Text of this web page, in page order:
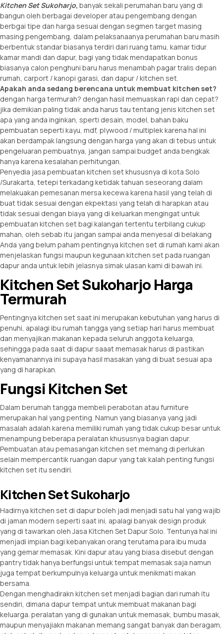
Kitchen Set Sukoharjo, banyak sekali perumahan baru yang di
bangun oleh berbagai developer atau pengembang dengan
berbgai tipe dan harga sesuai dengan segmen target masing
masing pengembang, dalam pelaksanaanya perumahan baru masih
berbentuk standar biasanya terdiri dari ruang tamu, kamar tidur
kamar mandi dan dapur, bagi yang tidak mendapatkan bonus
biasanya calon penghuni baru harus menambah pagar tralis depan
rumah, carport / kanopi garasi, dan dapur / kitchen set.
Apakah anda sedang berencana untuk membuat kitchen set?
dengan harga termurah? dengan hasil memuaskan rapi dan cepat?
jika demikian paling tidak anda harus tau tentang jenis kitchen set
apa yang anda inginkan, sperti desain, model, bahan baku
pembuatan seperti kayu, mdf, plywood / multiplek karena hal ini
akan berdampak langsung dengan harga yang akan di tebus untuk
pengeluaran pembuatnya, jangan sampai budget anda bengkak
hanya karena kesalahan perhitungan.
Penyedia jasa pembuatan kitchen set khususnya di kota Solo
/Surakarta, tetepi terkadang ketidak tahuan seseorang dalam
melakuakan pemesanan mersa kecewa karena hasil yang telah di
buat tidak sesuai dengan ekpektasi yang telah di harapkan atau
tidak sesuai dengan biaya yang di keluarkan mengingat untuk
pembuatan kitchen set bagi kalangan tertentu terbilang cukup
mahan, oleh sebab itu jangan sampai anda menyesal di belakang
Anda yang belum paham pentingnya kitchen set di rumah kami akan
menjelaskan fungsi maupun kegunaan kitchen set pada ruangan
dapur anda untuk lebih jelasnya simak ulasan kami di bawah ini.
Kitchen Set Sukoharjo Harga
Termurah
Pentingnya kitchen set saat ini merupakan kebutuhan yang harus di
penuhi, apalagi ibu rumah tangga yang setiap hari harus membuat
dan menyajikan makanan kepada seluruh anggota keluarga,
sehingga pada saat di dapur saaat memasak harus di pastikan
kenyamanannya ini supaya hasil masakan yang di buat sesuai apa
yang di harapkan.
Fungsi Kitchen Set
Dalam berumah tangga membeli perabotan atau furniture
merupakan hal yang penting. Namun yang biasanya yang jadi
masalah adalah karena memiliki rumah yang tidak cukup besar untuk
menampung beberapa peralatan khususnya bagian dapur.
Pembuatan atau pemasangan kitchen set memang di perlukan
selain mempercantik ruangan dapur yang tak kalah penting fungsi
kitchen set itu sendiri.
Kitchen Set Sukoharjo
Hadirnya kitchen set di dapur boleh jadi menjadi satu hal yang wajib
di jaman modern seperti saat ini, apalagi banyak design produk
yang di tawarkan oleh Jasa Kitchen Set Dapur Solo. Tentunya hal ini
menjadi impian bagi kebanyakan orang terutama para ibu muda
yang gemar memasak. Kini dapur atau yang biasa disebut dengan
pantry tidak hanya berfungsi untuk tempat memasak saja namun
juga tempat berkumpulnya keluarga untuk menikmati makan
bersama.
Dengan menghadirakn kitchen set menjadi bagian dari rumah itu
sendiri, dimana dapur tempat untuk membuat makanan bagi
keluarga. peralatan yang di gunakan untuk memasak, bumbu masak,
maupun menyajiakn makanan memang sangat banyak dan beragam,